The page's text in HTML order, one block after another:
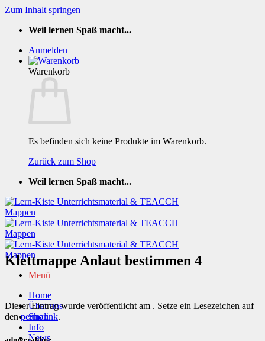
Zum Inhalt springen
Weil lernen Spaß macht...
Anmelden
Warenkorb
Es befinden sich keine Produkte im Warenkorb.
Zurück zum Shop
Weil lernen Spaß macht...
Menü
Home
Über uns
Shop
Info
News
Klettmappe Anlaut bestimmen 4
Dieser Eintrag wurde veröffentlicht am . Setze ein Lesezeichen auf
denpermalink.